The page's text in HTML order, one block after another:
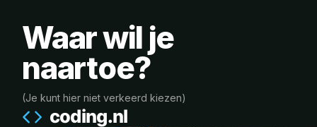
Waar wil je
naartoe?
(Je kunt hier niet verkeerd kiezen)